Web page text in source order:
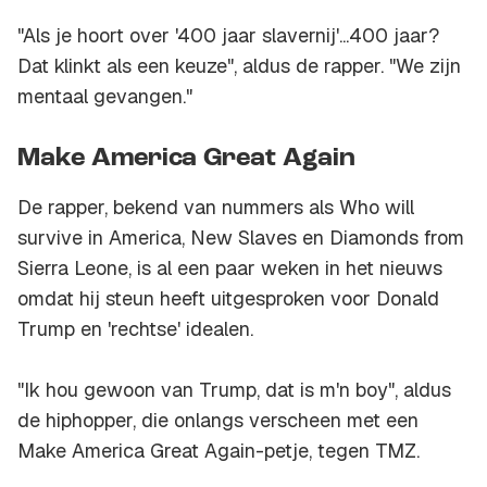
"Als je hoort over '400 jaar slavernij'...400 jaar?
Dat klinkt als een keuze", aldus de rapper. "We zijn
mentaal gevangen."
Make America Great Again
De rapper, bekend van nummers als Who will
survive in America, New Slaves en Diamonds from
Sierra Leone, is al een paar weken in het nieuws
omdat hij steun heeft uitgesproken voor Donald
Trump en 'rechtse' idealen.
"Ik hou gewoon van Trump, dat is m'n boy", aldus
de hiphopper, die onlangs verscheen met een
Make America Great Again-petje, tegen TMZ.